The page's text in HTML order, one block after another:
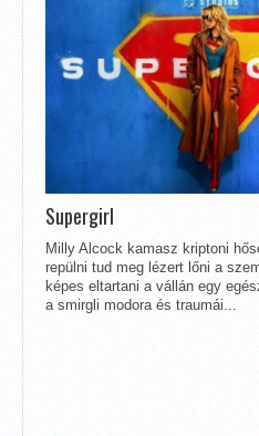
Supergirl
Milly Alcock kamasz kriptoni
repülni tud meg lézert lőni a
képes eltartani a vállán egy
a smirgli modora és traumái...